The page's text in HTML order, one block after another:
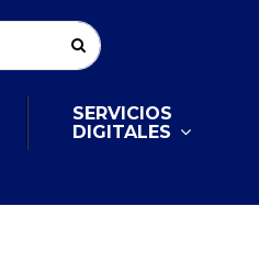
SERVICIOS
DIGITALES